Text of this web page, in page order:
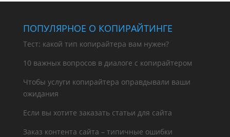
ПОПУЛЯРНОЕ О КОПИРАЙТИНГЕ
Тест: какой тип копирайтера вам нужен?
10 важных вопросов в диалоге с копирайтером
Чтобы услуги копирайтера оправдывали ваши
ожидания
Если вы хотите заказать статьи для сайта
Заказ контента сайта – типичные ошибки